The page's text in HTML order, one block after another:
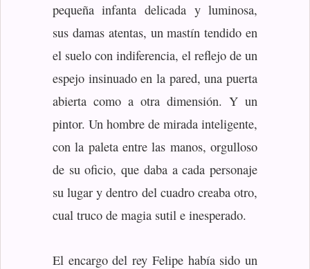
pequeña infanta delicada y luminosa,
sus damas atentas, un mastín tendido en
el suelo con indiferencia, el reflejo de un
espejo insinuado en la pared, una puerta
abierta como a otra dimensión. Y un
pintor. Un hombre de mirada inteligente,
con la paleta entre las manos, orgulloso
de su oficio, que daba a cada personaje
su lugar y dentro del cuadro creaba otro,
cual truco de magia sutil e inesperado.
El encargo del rey Felipe había sido un